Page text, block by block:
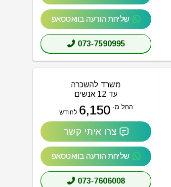
שליחת הודעה בוואטסאפ
073-7590995
משרד להשכרה
עד 12 אנשים
החל מ- 6,150 לחודש
צרו איתי קשר
שליחת הודעה בוואטסאפ
073-7606008